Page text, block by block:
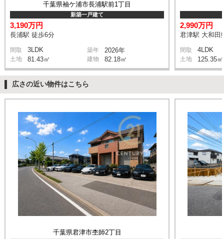
千葉県袖ケ浦市長浦駅前1丁目
新築一戸建て
3,190万円
長浦駅 徒歩6分
間取 3LDK 築年 2026年
土地 81.43㎡ 建物 82.18㎡
2,990万円
君津駅 大和田
間取 4LDK
土地 125.35㎡
広さの近い物件はこちら
千葉県君津市杢師2丁目